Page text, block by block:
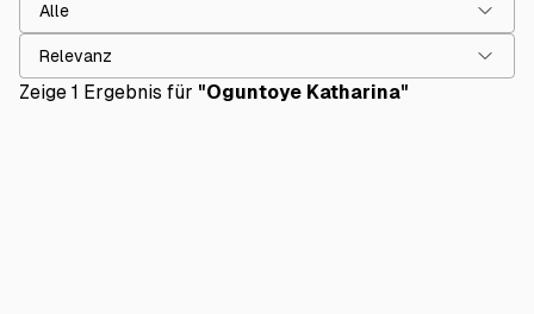
Alle
Zeige 1 Ergebnis für "Oguntoye Katharina"
Relevanz